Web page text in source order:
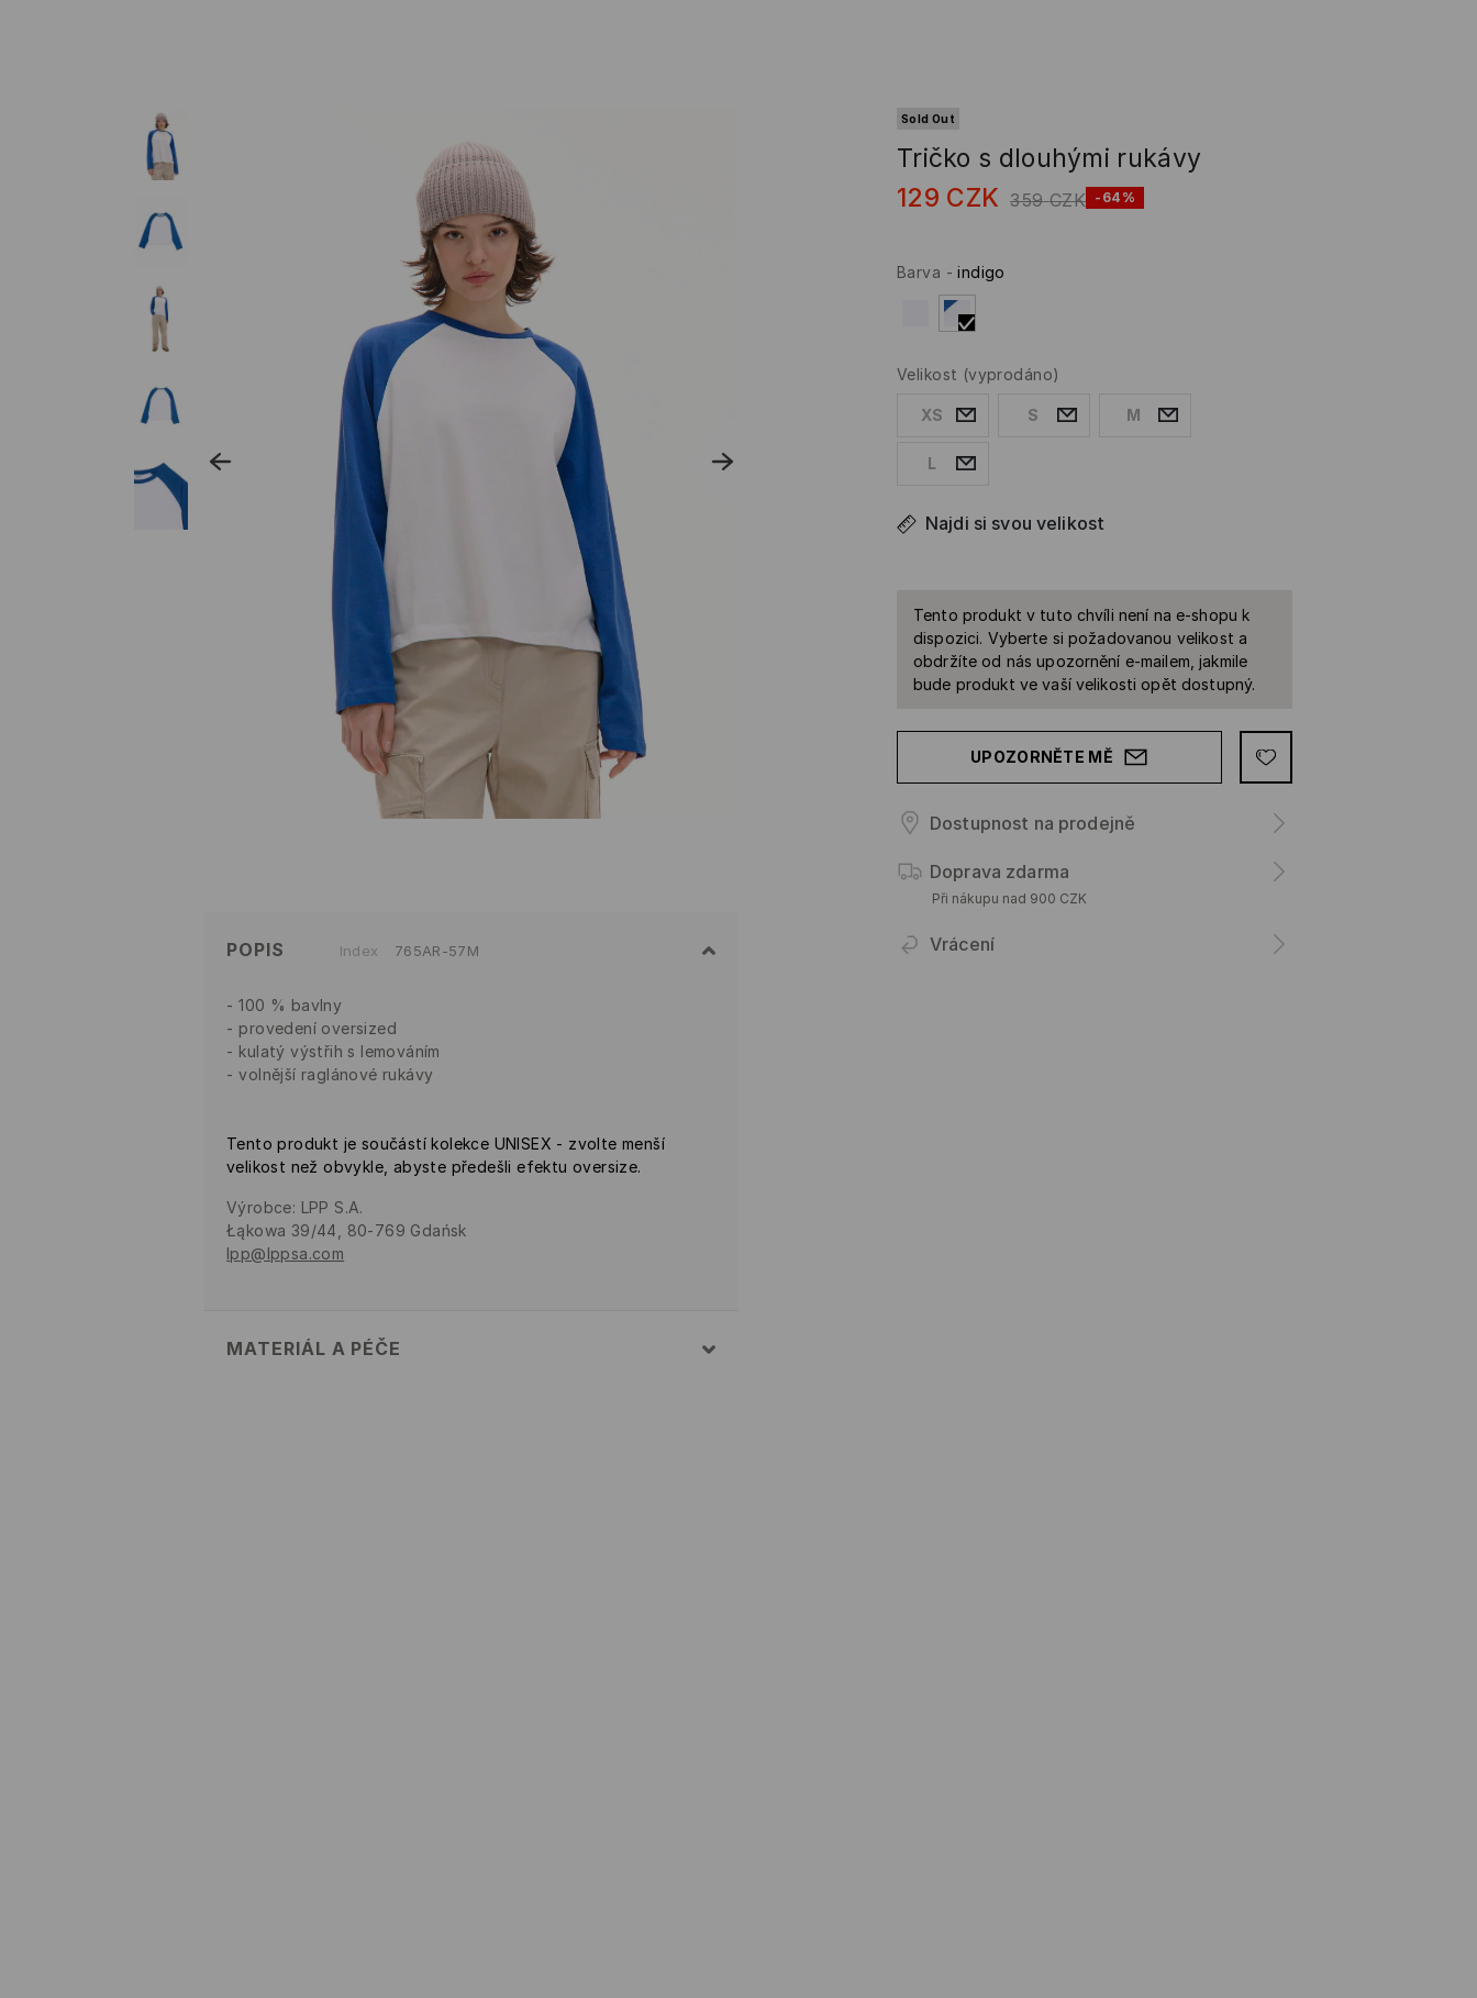
Sold Out
Tričko s dlouhými rukávy
129 CZK 359 CZK -64%
Barva -indigo
Velikost (vyprodáno)
XS S M
L
Najdi si svou velikost
Tento produkt v tuto chvíli není na e-shopu k
dispozici. Vyberte si požadovanou velikost a
obdržíte od nás upozornění e-mailem, jakmile
bude produkt ve vaší velikosti opět dostupný.
UPOZORNĚTE MĚ
Dostupnost na prodejně
Doprava zdarma
Při nákupu nad 900 CZK
Vrácení
POPIS Index 765AR-57M
100 % bavlny
provedení oversized
kulatý výstřih s lemováním
volnější raglánové rukávy
Tento produkt je součástí kolekce UNISEX - zvolte menší
velikost než obvykle, abyste předešli efektu oversize.
Výrobce: LPP S.A.
Łąkowa 39/44, 80-769 Gdańsk
lpp@lppsa.com
MATERIÁL A PÉČE